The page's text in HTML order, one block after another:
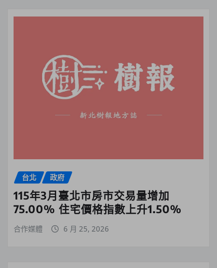
台北 政府
115年3月臺北市房市交易量增加
75.00% 住宅價格指數上升1.50%
合作媒體 6 月 25, 2026